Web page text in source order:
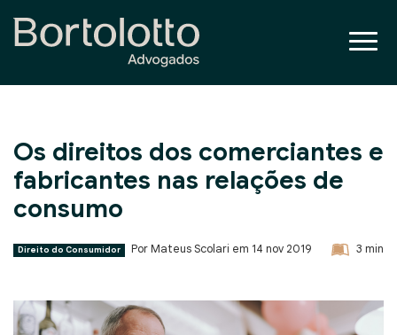
Os direitos dos comerciantes e
fabricantes nas relações de
consumo
Direito do Consumidor Por Mateus Scolari em 14 nov 2019 3 min